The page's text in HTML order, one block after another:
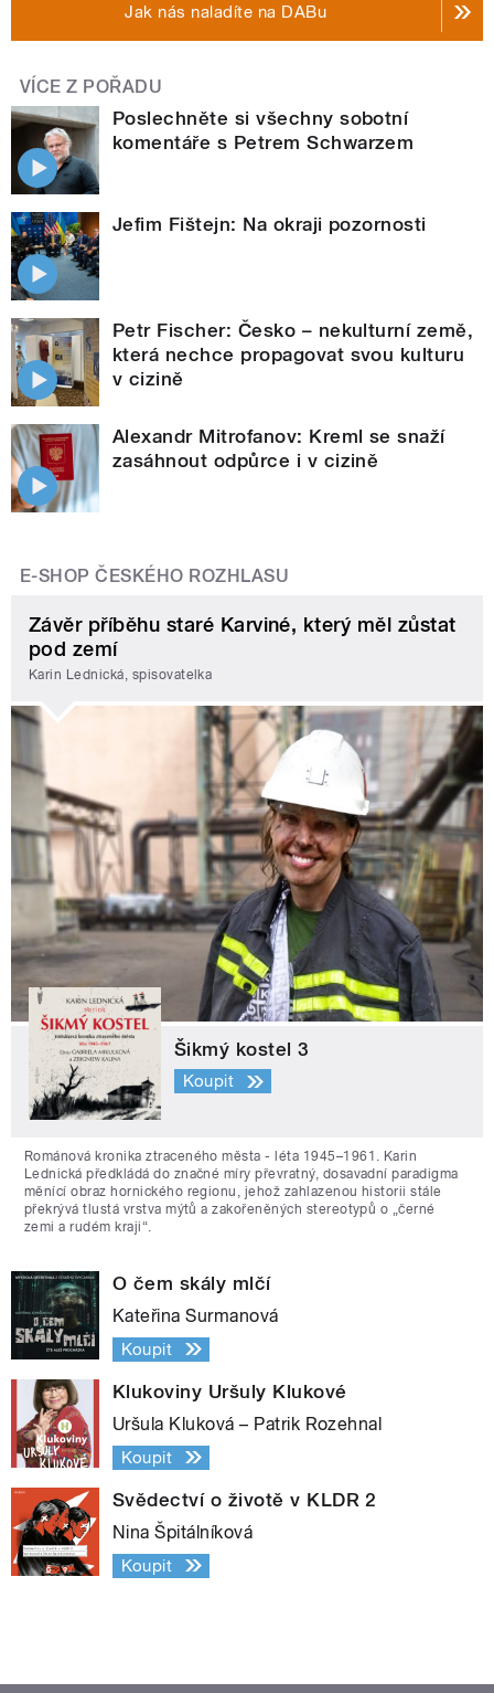
Jak nás naladíte na DABu
VÍCE Z POŘADU
Poslechněte si všechny sobotní
komentáře s Petrem Schwarzem
Jefim Fištejn: Na okraji pozornosti
Petr Fischer: Česko – nekulturní země,
která nechce propagovat svou kulturu
v cizině
Alexandr Mitrofanov: Kreml se snaží
zasáhnout odpůrce i v cizině
E-SHOP ČESKÉHO ROZHLASU
Závěr příběhu staré Karviné, který měl zůstat
pod zemí
Karin Lednická, spisovatelka
Šikmý kostel 3
Koupit
Románová kronika ztraceného města - léta 1945–1961. Karin
Lednická předkládá do značné míry převratný, dosavadní paradigma
měnící obraz hornického regionu, jehož zahlazenou historii stále
překrývá tlustá vrstva mýtů a zakořeněných stereotypů o „černé
zemi a rudém kraji“.
O čem skály mlčí
Kateřina Surmanová
Koupit
Klukoviny Uršuly Klukové
Uršula Kluková – Patrik Rozehnal
Koupit
Svědectví o životě v KLDR 2
Nina Špitálníková
Koupit